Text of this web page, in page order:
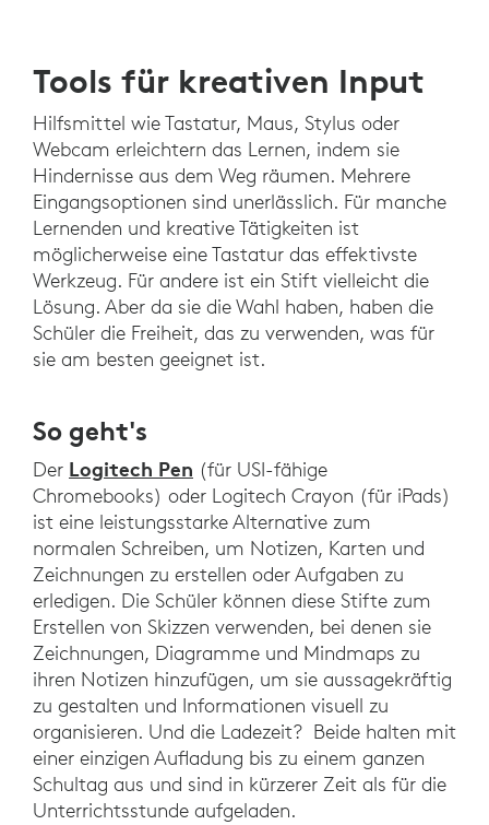
Tools für kreativen Input
Hilfsmittel wie Tastatur, Maus, Stylus oder
Webcam erleichtern das Lernen, indem sie
Hindernisse aus dem Weg räumen. Mehrere
Eingangsoptionen sind unerlässlich. Für manche
Lernenden und kreative Tätigkeiten ist
möglicherweise eine Tastatur das effektivste
Werkzeug. Für andere ist ein Stift vielleicht die
Lösung. Aber da sie die Wahl haben, haben die
Schüler die Freiheit, das zu verwenden, was für
sie am besten geeignet ist.
So geht's
Der Logitech Pen (für USI-fähige
Chromebooks) oder Logitech Crayon (für iPads)
ist eine leistungsstarke Alternative zum
normalen Schreiben, um Notizen, Karten und
Zeichnungen zu erstellen oder Aufgaben zu
erledigen. Die Schüler können diese Stifte zum
Erstellen von Skizzen verwenden, bei denen sie
Zeichnungen, Diagramme und Mindmaps zu
ihren Notizen hinzufügen, um sie aussagekräftig
zu gestalten und Informationen visuell zu
organisieren. Und die Ladezeit? Beide halten mit
einer einzigen Aufladung bis zu einem ganzen
Schultag aus und sind in kürzerer Zeit als für die
Unterrichtsstunde aufgeladen.